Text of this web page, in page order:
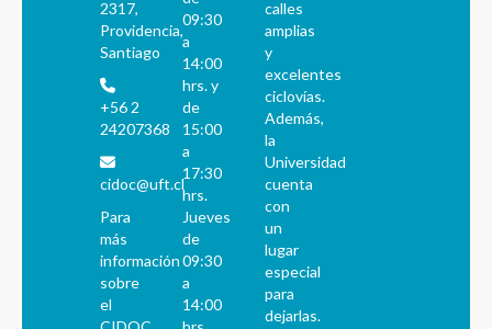
2317,
Providencia,
Santiago
+56 2
24207368
cidoc@uft.cl
Para
más
información
sobre
el
09:30
a
14:00
hrs. y
de
15:00
a
17:30
hrs.
Jueves
de
09:30
a
14:00
calles
amplias
y
excelentes
ciclovías.
Además,
la
Universidad
cuenta
con
un
lugar
especial
para
dejarlas.